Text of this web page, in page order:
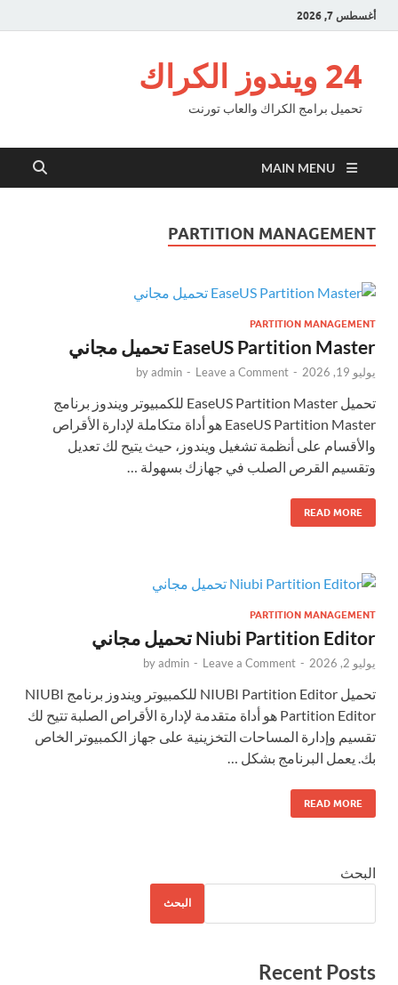
أغسطس 7, 2026
24 ويندوز الكراك
تحميل برامج الكراك والعاب تورنت
MAIN MENU
PARTITION MANAGEMENT
PARTITION MANAGEMENT
EaseUS Partition Master تحميل مجاني
يوليو 19, 2026 -
byadmin - Leave a Comment
تحميل EaseUS Partition Master للكمبيوتر ويندوز برنامج
EaseUS Partition Master هو أداة متكاملة لإدارة الأقراص
والأقسام على أنظمة تشغيل ويندوز، حيث يتيح لك تعديل
وتقسيم القرص الصلب في جهازك بسهولة …
READ MORE
PARTITION MANAGEMENT
Niubi Partition Editor تحميل مجاني
يوليو 2, 2026 -
byadmin - Leave a Comment
تحميل NIUBI Partition Editor للكمبيوتر ويندوز برنامج NIUBI
Partition Editor هو أداة متقدمة لإدارة الأقراص الصلبة تتيح لك
تقسيم وإدارة المساحات التخزينية على جهاز الكمبيوتر الخاص
بك. يعمل البرنامج بشكل …
READ MORE
البحث
البحث
Recent Posts